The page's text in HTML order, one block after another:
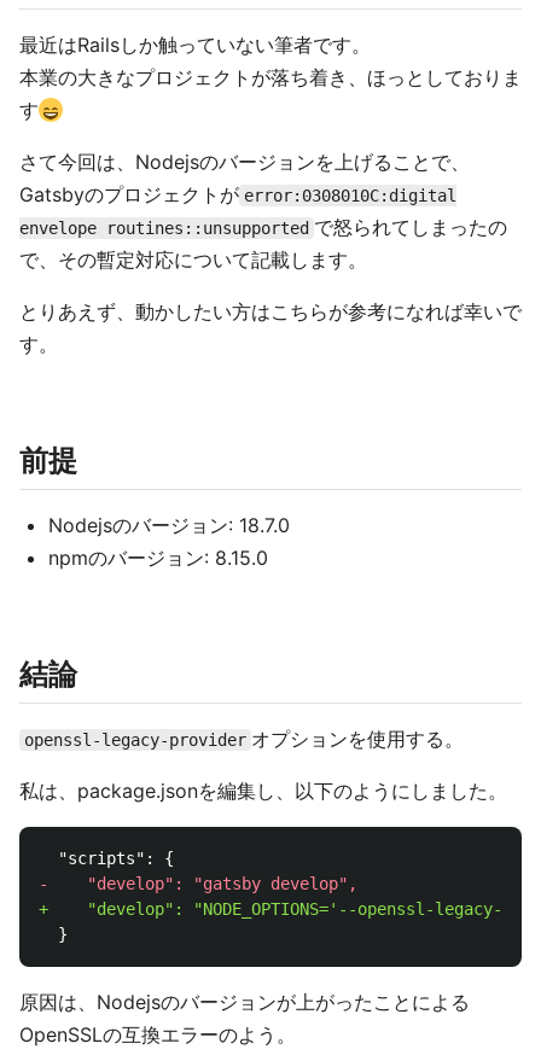
最近はRailsしか触っていない筆者です。
本業の大きなプロジェクトが落ち着き、ほっとしておりま
す
さて今回は、Nodejsのバージョンを上げることで、
Gatsbyのプロジェクトが error:0308010C:digital
envelope routines::unsupported で怒られてしまったの
で、その暫定対応について記載します。
とりあえず、動かしたい方はこちらが参考になれば幸いで
す。
前提
Nodejsのバージョン: 18.7.0
npmのバージョン: 8.15.0
結論
openssl-legacy-provider オプションを使用する。
私は、package.jsonを編集し、以下のようにしました。
原因は、Nodejsのバージョンが上がったことによる
OpenSSLの互換エラーのよう。